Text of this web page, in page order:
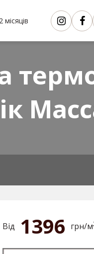
Від 1396 грн/м